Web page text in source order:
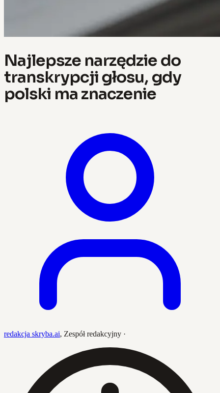
Najlepsze narzędzie do
transkrypcji głosu, gdy
polski ma znaczenie
redakcja skryba.ai, Zespół redakcyjny ·